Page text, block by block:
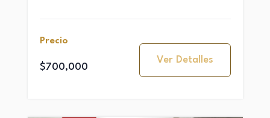
Precio
$700,000
Ver Detalles